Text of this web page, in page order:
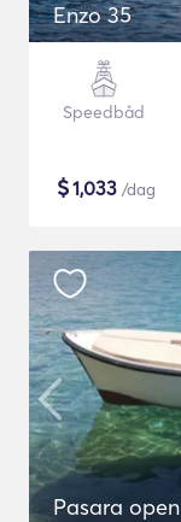
Enzo 35
Speedbåd
$1,033 /dag
Pasara open